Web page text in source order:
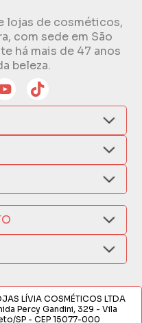
lojas de cosméticos,
com sede em São
há mais de 47 anos
beleza.
LÍVIA COSMÉTICOS LTDA
Percy Gandini, 329 - Vila
SP - CEP 15077-000